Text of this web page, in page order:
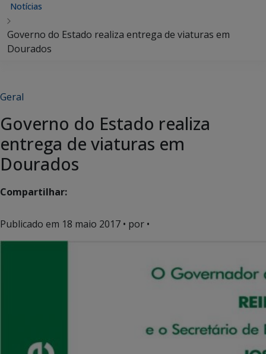
Notícias
Governo do Estado realiza entrega de viaturas em
Dourados
Geral
Governo do Estado realiza
entrega de viaturas em
Dourados
Compartilhar:
Publicado em 18 maio 2017 • por •